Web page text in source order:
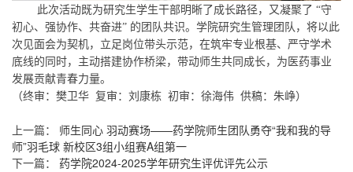
此次活动既为研究生学生干部明晰了成长路径，又凝聚了 “守
初心、强协作、共奋进” 的团队共识。 学院研究生管理团队， 将以此
次见面会为契机，立足岗位带头示范，在筑牢专业根基、严守学术
底线的同时，主动搭建协作桥梁，带动师生共同成长，为医药事业
发展贡献青春力量。
（终审：樊卫华 复审：刘康栋 初审：徐海伟 供稿：朱峥）
上一篇： 师生同心 羽动赛场——药学院师生团队勇夺“我和我的导
师”羽毛球 新校区3组小组赛A组第一
下一篇： 药学院2024-2025学年研究生评优评先公示